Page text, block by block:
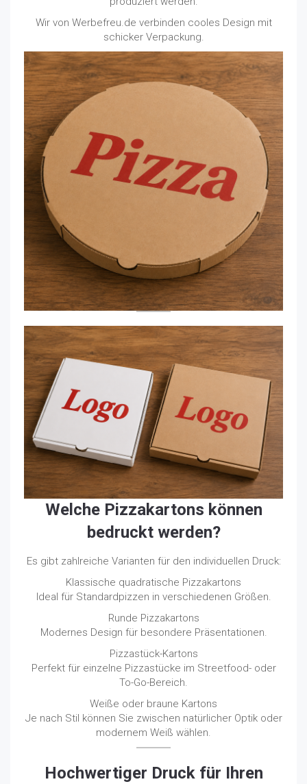
Wir von Werbefreu.de verbinden cooles Design mit
schicker Verpackung.
Welche Pizzakartons können
bedruckt werden?
Es gibt zahlreiche Varianten für den individuellen Druck:
Klassische quadratische Pizzakartons
Ideal für Standardpizzen in verschiedenen Größen.
Runde Pizzakartons
Modernes Design für besondere Präsentationen.
Pizzastück-Kartons
Perfekt für einzelne Pizzastücke im Streetfood- oder
To-Go-Bereich.
Weiße oder braune Kartons
Je nach Stil können Sie zwischen natürlicher Optik oder
modernem Weiß wählen.
Hochwertiger Druck für Ihren